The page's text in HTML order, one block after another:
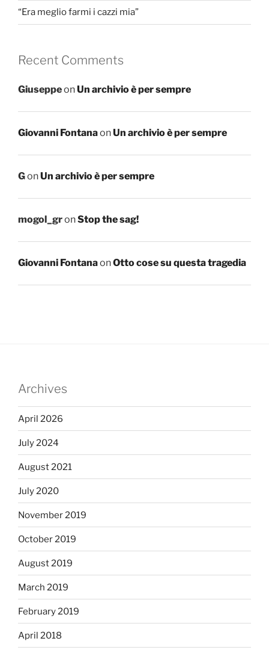
“Era meglio farmi i cazzi mia”
Recent Comments
GiuseppeonUn archivio è per sempre
Giovanni FontanaonUn archivio è per sempre
GonUn archivio è per sempre
mogol_gronStop the sag!
Giovanni FontanaonOtto cose su questa tragedia
Archives
April 2026
July 2024
August 2021
July 2020
November 2019
October 2019
August 2019
March 2019
February 2019
April 2018